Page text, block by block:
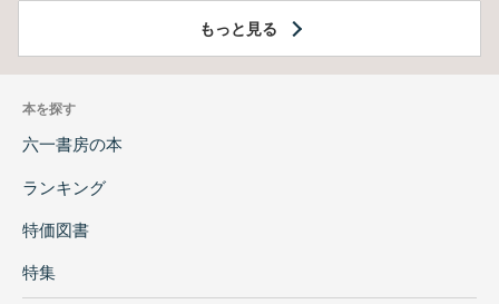
もっと見る
本を探す
六一書房の本
ランキング
特価図書
特集